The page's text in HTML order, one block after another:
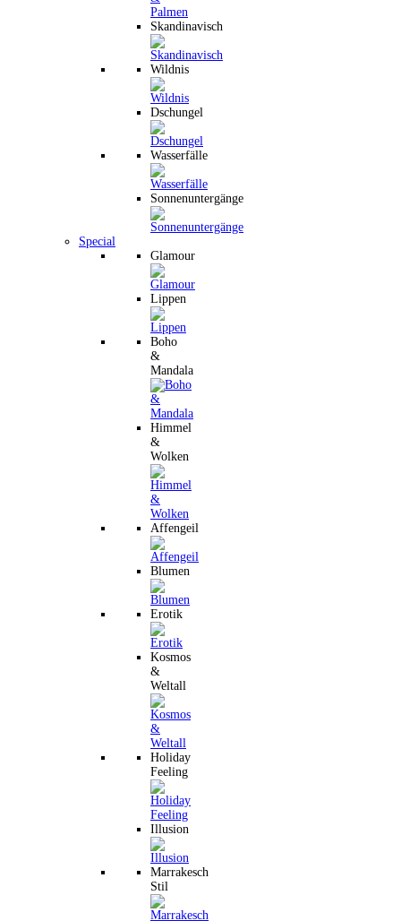
Skandinavisch
Wildnis
Dschungel
Wasserfälle
Sonnenuntergänge
Special
Glamour
Lippen
Boho
&
Mandala
Himmel
&
Wolken
Affengeil
Blumen
Erotik
Kosmos
&
Weltall
Holiday
Feeling
Illusion
Marrakesch
Stil